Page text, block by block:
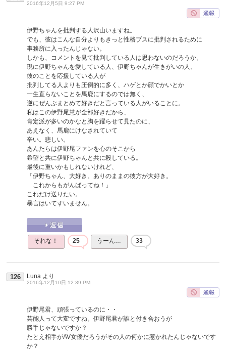
2016年12月5日 9:27 PM
伊野ちゃんを批判する人沢山いますね。
でも、彼はこんな自分よりもきっと性格ブスに批判されるために
事務所に入ったんじゃない。
しかも、コメントを見て批判している人は思わないのだろうか。
現に伊野ちゃんを愛している人、伊野ちゃんが生きがいの人、
彼のことを応援している人が
批判してる人よりも圧倒的に多く、ハゲとか顔でかいとか
一生直らないことを馬鹿にするのでは無く、
逆にぜんぶまとめて好きだと言っている人がいることに。
私はこの伊野尾慧が全部好きだから、
肯定派が多いのかなと胸を躍らせて見たのに、
あえなく、馬鹿にけなされていて
辛い。悲しい。
あんたらは伊野尾ファンを心のそこから
希望と共に伊野ちゃんと共に殺している。
最後に重いかもしれないけれど、
「伊野ちゃん、大好き。ありのままの彼方が大好き。
これからもがんばってね！」
これだけ送りたい。
暴言はいてすいません。
それな！ 25 うーん… 33
126 Luna より
2016年12月10日 12:39 PM
伊野尾君、頑張っているのに・・
芸能人って大変ですね。伊野尾君が誰と付き合おうが
勝手じゃないですか？
たとえ相手がAV女優だろうがその人の何かに惹かれたんじゃないです
か？